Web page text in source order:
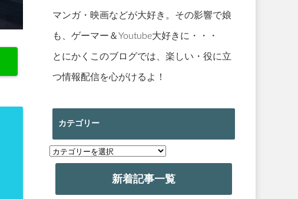
マンガ・映画などが大好き。その影響で娘
も、ゲーマー＆Youtube大好きに・・・
とにかくこのブログでは、楽しい・役に立
つ情報配信を心がけるよ！
カテゴリー
カ
テ
新着記事一覧